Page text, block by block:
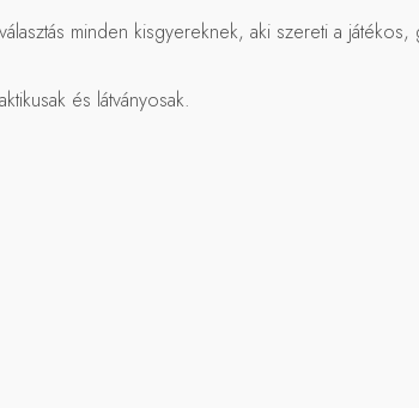
minden kisgyereknek, aki szereti a játékos,
és látványosak.